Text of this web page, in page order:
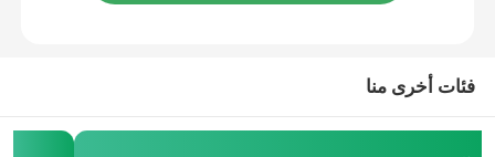
آلة لصق التصفيح الفلوت
فئات أخرى منا